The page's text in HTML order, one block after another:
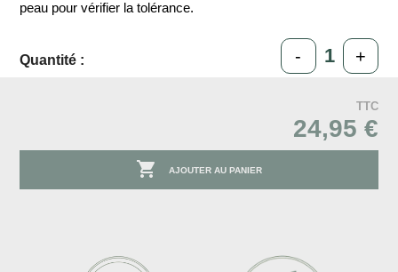
peau pour vérifier la tolérance.
Quantité : - +
TTC
24,95 €
 AJOUTER AU PANIER